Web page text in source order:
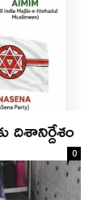
దిశానిర్దేశం
0